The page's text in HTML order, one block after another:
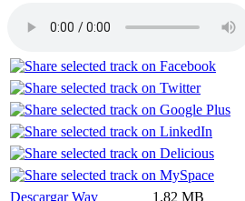
Descargar Wav 1.82 MB